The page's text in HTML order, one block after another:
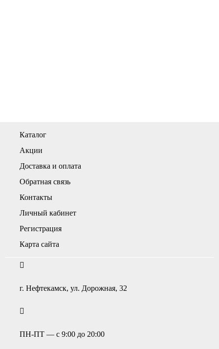
Каталог
Акции
Доставка и оплата
Обратная связь
Контакты
Личный кабинет
Регистрация
Карта сайта
г. Нефтекамск, ул. Дорожная, 32
ПН-ПТ — с 9:00 до 20:00